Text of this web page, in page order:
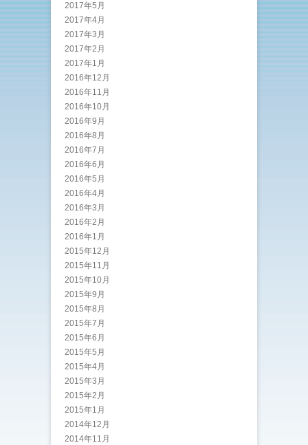
2017年5月
2017年4月
2017年3月
2017年2月
2017年1月
2016年12月
2016年11月
2016年10月
2016年9月
2016年8月
2016年7月
2016年6月
2016年5月
2016年4月
2016年3月
2016年2月
2016年1月
2015年12月
2015年11月
2015年10月
2015年9月
2015年8月
2015年7月
2015年6月
2015年5月
2015年4月
2015年3月
2015年2月
2015年1月
2014年12月
2014年11月